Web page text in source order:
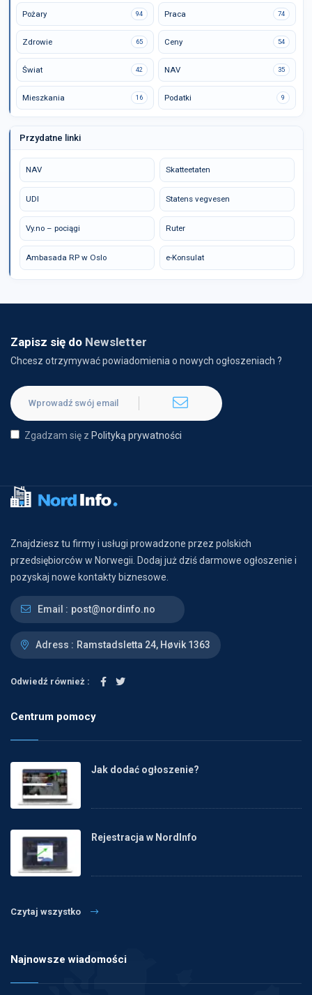
Pożary 94 Praca 74
Zdrowie 65 Ceny 54
Świat 42 NAV 35
Mieszkania 16 Podatki 9
Przydatne linki
NAV Skatteetaten
UDI Statens vegvesen
Vy.no – pociągi Ruter
Ambasada RP w Oslo e-Konsulat
Zapisz się do Newsletter
Chcesz otrzymywać powiadomienia o nowych ogłoszeniach ?
Zgadzam się z Polityką prywatności
Znajdziesz tu firmy i usługi prowadzone przez polskich
przedsiębiorców w Norwegii. Dodaj już dziś darmowe ogłoszenie i
pozyskaj nowe kontakty biznesowe.
Email : post@nordinfo.no
Adress : Ramstadsletta 24, Høvik 1363
Odwiedź również :
Centrum pomocy
Jak dodać ogłoszenie?
Rejestracja w NordInfo
Czytaj wszystko
Najnowsze wiadomości